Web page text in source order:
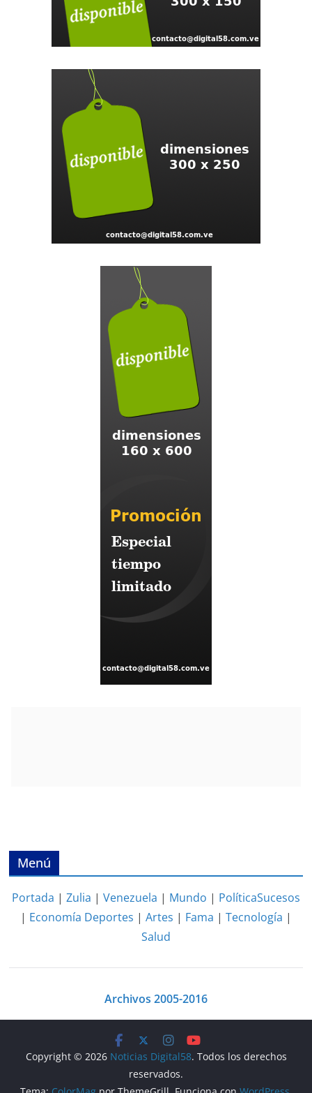
Menú
Portada | Zulia | Venezuela | Mundo | PolíticaSucesos
| Economía Deportes | Artes | Fama | Tecnología |
Salud
Archivos 2005-2016
Copyright © 2026 Noticias Digital58. Todos los derechos
reservados.